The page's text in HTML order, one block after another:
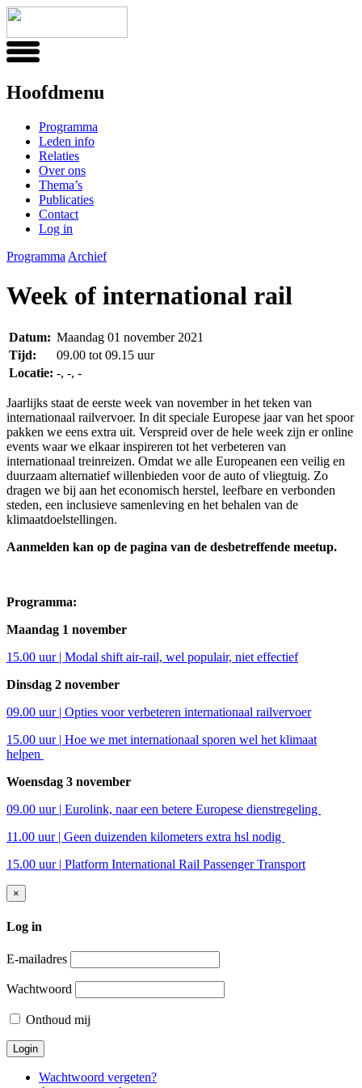
Hoofdmenu
Programma
Leden info
Relaties
Over ons
Thema’s
Publicaties
Contact
Log in
Programma Archief
Week of international rail
Datum: Maandag 01 november 2021
Tijd:
09.00 tot 09.15 uur
Locatie: -, -, -
Jaarlijks staat de eerste week van november in het teken van
internationaal railvervoer. In dit speciale Europese jaar van het spoor
pakken we eens extra uit. Verspreid over de hele week zijn er online
events waar we elkaar inspireren tot het verbeteren van
internationaal treinreizen. Omdat we alle Europeanen een veilig en
duurzaam alternatief willenbieden voor de auto of vliegtuig. Zo
dragen we bij aan het economisch herstel, leefbare en verbonden
steden, een inclusieve samenleving en het behalen van de
klimaatdoelstellingen.
Aanmelden kan op de pagina van de desbetreffende meetup.
Programma:
Maandag 1 november
15.00 uur | Modal shift air-rail, wel populair, niet effectief
Dinsdag 2 november
09.00 uur | Opties voor verbeteren internationaal railvervoer
15.00 uur | Hoe we met internationaal sporen wel het klimaat
helpen
Woensdag 3 november
09.00 uur | Eurolink, naar een betere Europese dienstregeling
11.00 uur | Geen duizenden kilometers extra hsl nodig
15.00 uur | Platform International Rail Passenger Transport
×
Log in
E-mailadres
Wachtwoord
Onthoud mij
Wachtwoord vergeten?